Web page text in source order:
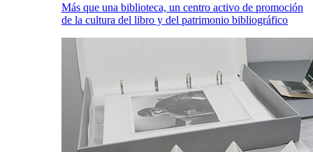
Más que una biblioteca, un centro activo de promoción
de la cultura del libro y del patrimonio bibliográfico